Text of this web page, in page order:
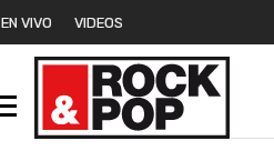
EN VIVO VIDEOS